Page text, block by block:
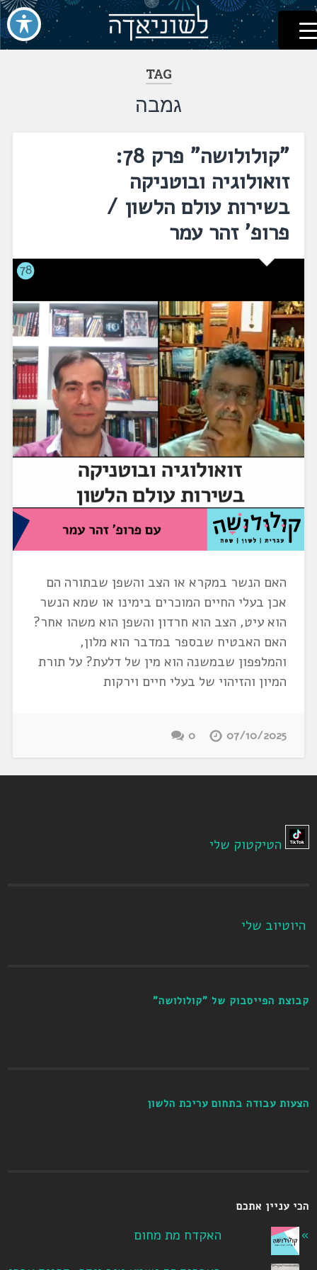
דלג
לתוכן
לשוניאדה
עברית. לשון. שפה
TAG
גמבה
"קולולושה" פרק 78:
זואולוגיה ובוטניקה
בשירות עולם הלשון /
פרופ' זהר עמר
האם הנשר במקרא או הצב והשפן שבתורה הם
אכן בעלי החיים המוכרים בימינו או שמא הנשר
הוא עיט, הצב הוא חרדון והשפן הוא משהו אחר?
האם האבטיח שבספר במדבר הוא מלון,
והמלפפון שבמשנה הוא מין של דלעת? על תורת
המיון והזיהוי של בעלי חיים וירקות
07/10/2025
0
הטיקטוק שלי
היוטיוב שלי
קבוצת הפייסבוק של "קולולושה"
הצעות עבודה בתחום עריכת הלשון
הכי עניין אתכם
האקדח מת מחום